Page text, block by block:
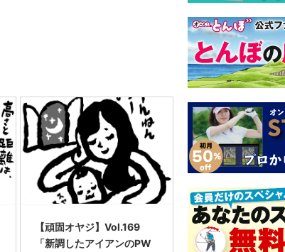
【頑固オヤジ】Vol.169
「新調したアイアンのPW